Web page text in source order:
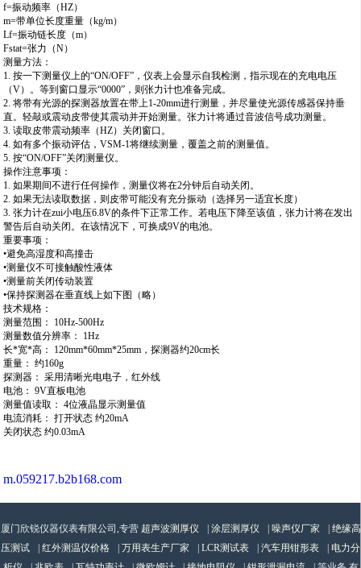
f=振动频率（HZ）
m=带单位长度重量（kg/m）
Lf=振动链长度（m）
Fstat=张力（N）
测量方法：
1. 按一下测量仪上的“ON/OFF”，仪表上会显示自我检测，指示现在的充电电压
（V）。等到窗口显示“0000”，则张力计也准备完成。
2. 将带有光源的探测器放置在带上1-20mm进行测量，并尽量使光源传感器保持垂
直。轻敲或震动皮带使其震动并开始测量。张力计将通过音波信号成功测量。
3. 读取皮带震动频率（HZ）关闭窗口。
4. 如有多个振动评估，VSM-1将继续测量，覆盖之前的测量值。
5. 按“ON/OFF”关闭测量仪。
操作注意事项：
1. 如果期间不进行任何操作，测量仪将在2分钟后自动关闭。
2. 如果无法读取数据，则皮带可能没有充分振动（选择另一适宜长度）
3. 张力计在zui小电压6.8V的条件下正常工作。若电压下降至该值，张力计将在发出
警告后自动关闭。在该情况下，可换成9V的电池。
重要事项：
•避免高湿度和高撞击
•测量仪不可接触酸性液体
•测量前关闭传动装置
•保持探测器在垂直线上如下图（略）
技术规格：
测量范围： 10Hz-500Hz
测量数值分辨率： 1Hz
长*宽*高： 120mm*60mm*25mm，探测器约20cm长
重量： 约160g
探测器： 采用清晰光电电子，红外线
电池： 9V直板电池
测量值读取： 4位液晶显示测量值
电流消耗： 打开状态 约20mA
关闭状态 约0.03mA
m.059217.b2b168.com
厦门欣锐仪器仪表有限公司,专营 超声波测厚仪 | 涂层测厚仪 | 噪声仪厂家 | 绝缘高
压测试
| 红外测温仪价格 | 万用表生产厂家 | LCR测试表 | 汽车用钳形表 | 电力分